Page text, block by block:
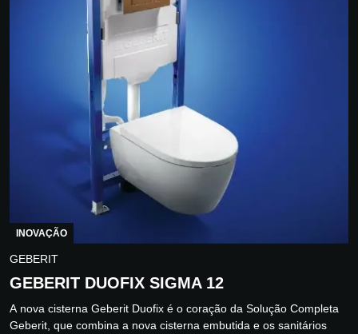
INOVAÇÃO
GEBERIT
GEBERIT DUOFIX SIGMA 12
A nova cisterna Geberit Duofix é o coração da Solução Completa
Geberit, que combina a nova cisterna embutida e os sanitários